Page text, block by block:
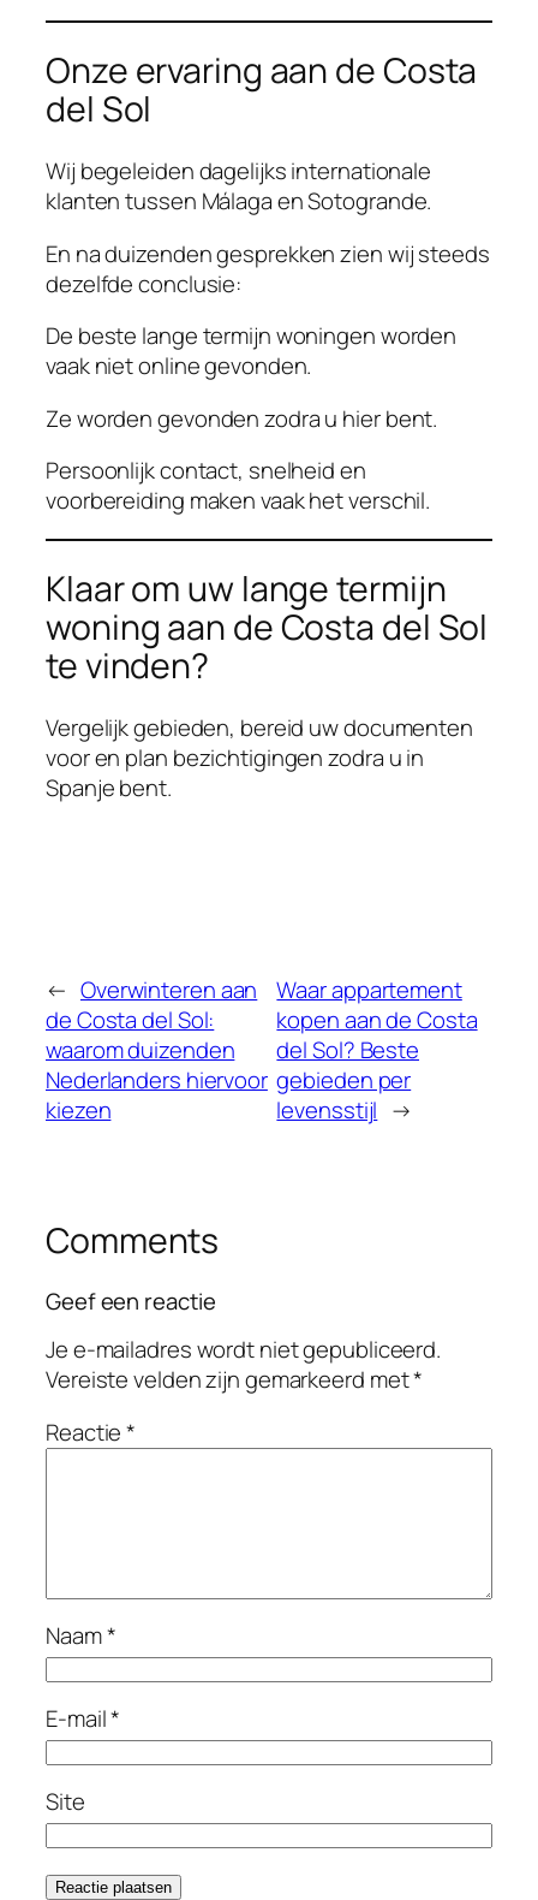
Onze ervaring aan de Costa
del Sol
Wij begeleiden dagelijks internationale
klanten tussen Málaga en Sotogrande.
En na duizenden gesprekken zien wij steeds
dezelfde conclusie:
De beste lange termijn woningen worden
vaak niet online gevonden.
Ze worden gevonden zodra u hier bent.
Persoonlijk contact, snelheid en
voorbereiding maken vaak het verschil.
Klaar om uw lange termijn
woning aan de Costa del Sol
te vinden?
Vergelijk gebieden, bereid uw documenten
voor en plan bezichtigingen zodra u in
Spanje bent.
← Overwinteren aan
de Costa del Sol:
waarom duizenden
Nederlanders hiervoor
kiezen
Waar appartement
kopen aan de Costa
del Sol? Beste
gebieden per
levensstijl →
Comments
Geef een reactie
Je e-mailadres wordt niet gepubliceerd.
Vereiste velden zijn gemarkeerd met*
Reactie*
Naam*
E-mail*
Site